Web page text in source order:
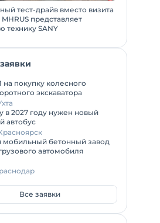
тест-драйв вместо визита
представляет
технику SANY
покупку колесного
экскаватора
в 2027 году нужен новый
автобус
мобильный бетонный завод
автомобиля
Все заявки